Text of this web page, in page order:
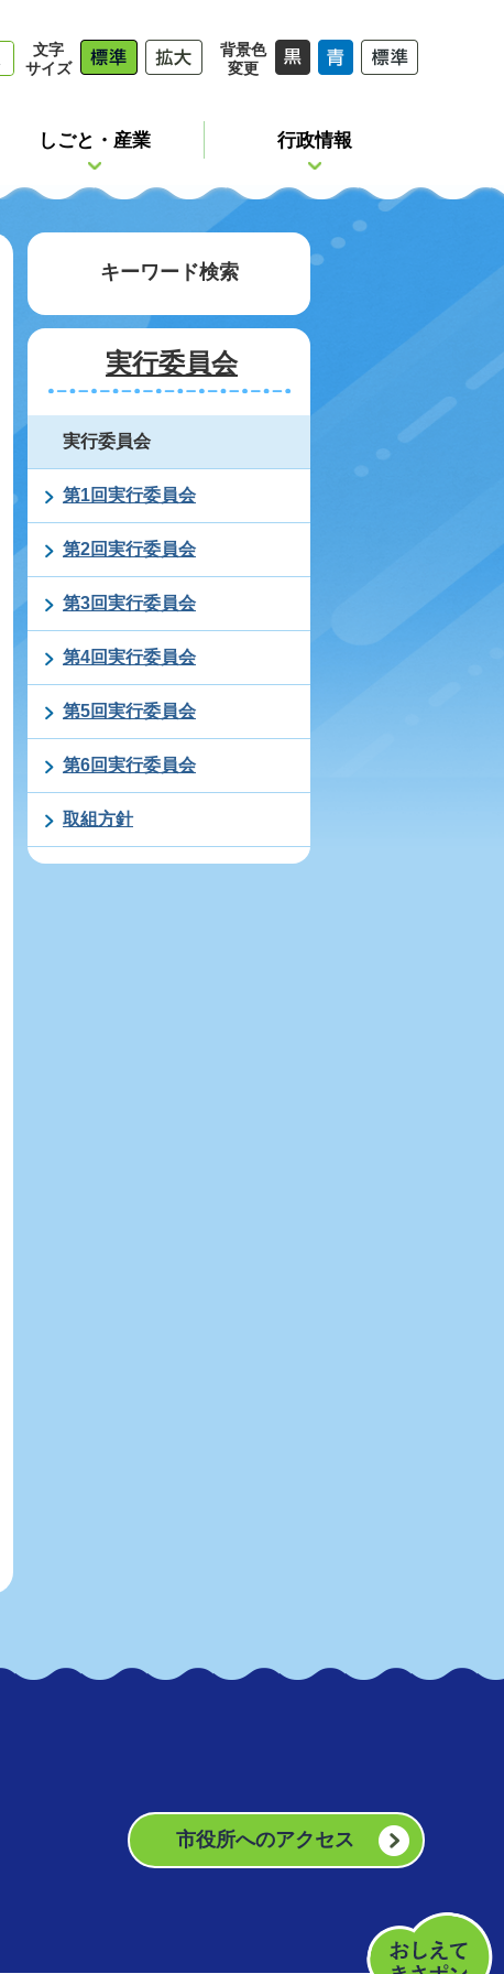
文字
サイズ
背景色
変更
しごと・産業 行政情報
キーワード検索
実行委員会
実行委員会
第1回実行委員会
第2回実行委員会
第3回実行委員会
第4回実行委員会
第5回実行委員会
第6回実行委員会
取組方針
市役所へのアクセス